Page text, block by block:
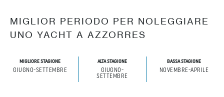
MIGLIOR PERIODO PER NOLEGGIARE
UNO YACHT A AZZORRES
MIGLIORE STAGIONE
GIUGNO-SETTEMBRE
ALTA STAGIONE
GIUGNO-
SETTEMBRE
BASSA STAGIONE
NOVEMBRE-APRILE